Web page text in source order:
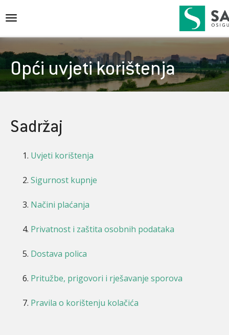
{{navigation}}
Opći uvjeti korištenja
Sadržaj
Uvjeti korištenja
Sigurnost kupnje
Načini plaćanja
Privatnost i zaštita osobnih podataka
Dostava polica
Pritužbe, prigovori i rješavanje sporova
Pravila o korištenju kolačića